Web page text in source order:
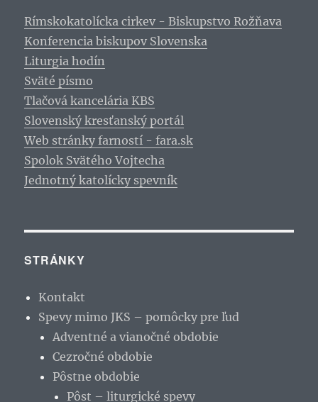
Rímskokatolícka cirkev - Biskupstvo Rožňava
Konferencia biskupov Slovenska
Liturgia hodín
Sväté písmo
Tlačová kancelária KBS
Slovenský kresťanský portál
Web stránky farností - fara.sk
Spolok Svätého Vojtecha
Jednotný katolícky spevník
STRÁNKY
Kontakt
Spevy mimo JKS – pomôcky pre ľud
Adventné a vianočné obdobie
Cezročné obdobie
Pôstne obdobie
Pôst – liturgické spevy